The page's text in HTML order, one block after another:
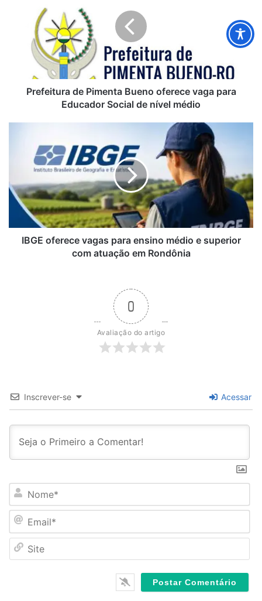
oferece
Educador
Prefeitura de Pimenta Bueno oferece vaga para
Educador Social de nível médio
médio
superior
com
atuação
IBGE oferece vagas para ensino médio e superior
com atuação em Rondônia
0
Avaliação do artigo
Inscrever-se Acessar
m
a
*t